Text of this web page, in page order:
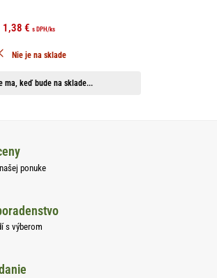
1,38€ s DPH/ks
ma, keď bude na sklade...
Nie je na sklade
ponuke
s výberom